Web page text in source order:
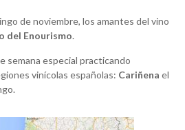
de noviembre, los amantes del vino
del Enourismo.
semana especial practicando
vinícolas españolas: Cariñena el